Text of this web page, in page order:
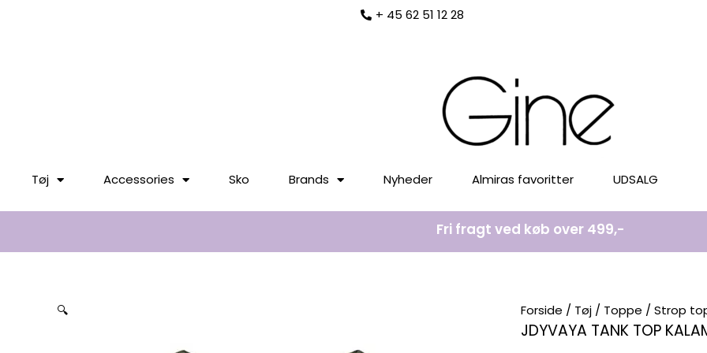
+ 45 62 51 12 28
Tøj Accessories Sko Brands Nyheder Almiras favoritter UDSALG
Fri fragt ved køb over 499,-
🔍 Forside / Tøj / Toppe /Strop
JDYVAYA TANK TOP